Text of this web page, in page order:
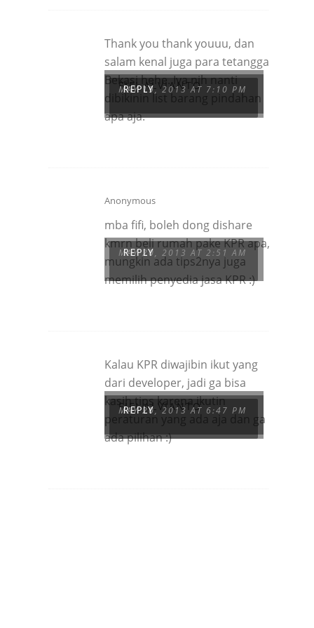
FIFI ALVIANTO
MAY 19, 2013 AT 7:10 PM
Thank you thank youuu, dan
salam kenal juga para tetangga
Bekasi hehe. Iya nih nanti
dibikinin list barang pindahan
apa aja.
REPLY
Anonymous
MAY 20, 2013 AT 2:51 AM
mba fifi, boleh dong dishare
kmrn beli rumah pake KPR apa,
mungkin ada tips2nya juga
memilih penyedia jasa KPR :)
REPLY
FIFI ALVIANTO
MAY 20, 2013 AT 6:47 PM
Kalau KPR diwajibin ikut yang
dari developer, jadi ga bisa
kasih tips karena ikutin
peraturan yang ada aja dan ga
ada pilihan :)
REPLY